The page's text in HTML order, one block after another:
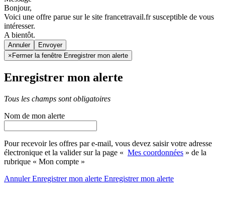
Bonjour,
Voici une offre parue sur le site francetravail.fr susceptible de vous
intéresser.
A bientôt.
Annuler
× Fermer la fenêtre Enregistrer mon alerte
Enregistrer mon alerte
Tous les champs sont obligatoires
Nom de mon alerte
Pour recevoir les offres par e-mail, vous devez saisir votre adresse
électronique et la valider sur la page « Mes coordonnées » de la
rubrique « Mon compte »
AnnulerEnregistrer mon alerte Enregistrermon alerte